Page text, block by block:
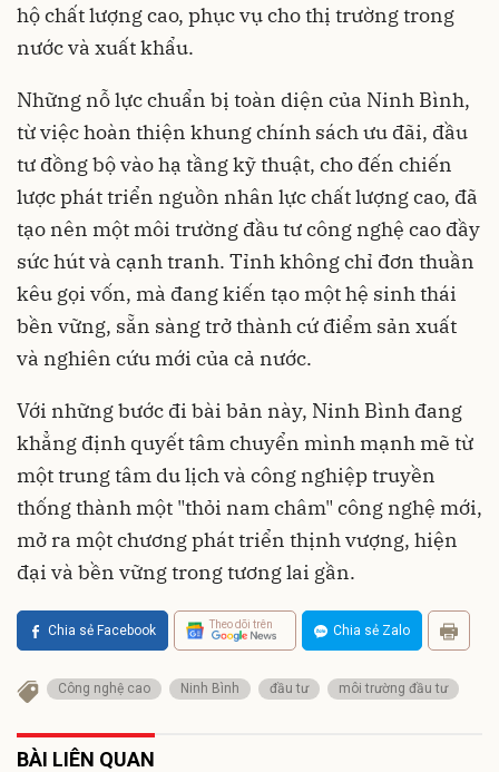
hộ chất lượng cao, phục vụ cho thị trường trong
nước và xuất khẩu.
Những nỗ lực chuẩn bị toàn diện của Ninh Bình,
từ việc hoàn thiện khung chính sách ưu đãi, đầu
tư đồng bộ vào hạ tầng kỹ thuật, cho đến chiến
lược phát triển nguồn nhân lực chất lượng cao, đã
tạo nên một môi trường đầu tư công nghệ cao đầy
sức hút và cạnh tranh. Tỉnh không chỉ đơn thuần
kêu gọi vốn, mà đang kiến tạo một hệ sinh thái
bền vững, sẵn sàng trở thành cứ điểm sản xuất
và nghiên cứu mới của cả nước.
Với những bước đi bài bản này, Ninh Bình đang
khẳng định quyết tâm chuyển mình mạnh mẽ từ
một trung tâm du lịch và công nghiệp truyền
thống thành một "thỏi nam châm" công nghệ mới,
mở ra một chương phát triển thịnh vượng, hiện
đại và bền vững trong tương lai gần.
Chia sẻ Facebook Theo dõi trên Chia sẻ Zalo
Công nghệ cao Ninh Bình đầu tư môi trường đầu tư
BÀI LIÊN QUAN